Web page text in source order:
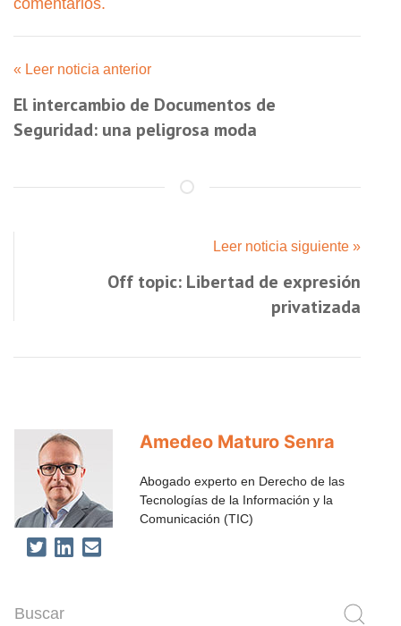
comentarios.
« Leer noticia anterior
El intercambio de Documentos de
Seguridad: una peligrosa moda
Leer noticia siguiente »
Off topic: Libertad de expresión
privatizada
Amedeo Maturo Senra
Abogado experto en Derecho de las
Tecnologías de la Información y la
Comunicación (TIC)